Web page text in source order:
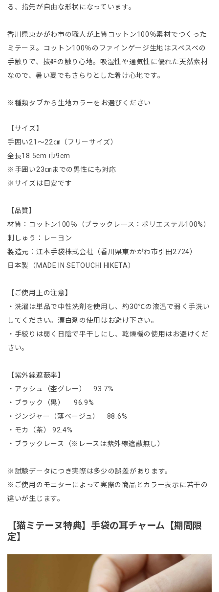
る、指先が自由な形状になっています。
香川県東かがわ市の職人が上質コットン100％素材でつくった
ミテーヌ。コットン100％のファインゲージ生地はスベスベの
手触りで、抜群の触り心地。吸湿性や通気性に優れた天然素材
なので、暑い夏でもさらりとした着け心地です。
※種類タブから生地カラーをお選びください
【サイズ】
手囲い21〜22㎝（フリーサイズ）
全長18.5cm 巾9cm
※手囲い23㎝までの男性にも対応
※サイズは目安です
【品質】
材質：コットン100％（ブラックレース：ポリエステル100%）
刺しゅう：レーヨン
製造元：江本手袋株式会社（香川県東かがわ市引田2724）
日本製（MADE IN SETOUCHI HIKETA）
【ご使用上の注意】
・洗濯は単品で中性洗剤を使用し、約30℃の液温で弱く手洗い
してください。漂白剤の使用はお避け下さい。
・手絞りは弱く日陰で平干しにし、乾燥機の使用はお避けくだ
さい。
【紫外線遮蔽率】
・アッシュ（杢グレー） 93.7%
・ブラック（黒） 96.9%
・ジンジャー（薄ベージュ） 88.6%
・モカ（茶） 92.4%
・ブラックレース（※レースは紫外線遮蔽無し）
※試験データにつき実際は多少の誤差があります。
※ご使用のモニターによって実際の商品とカラー表示に若干の
違いが生じます。
【猫ミテーヌ特典】手袋の耳チャーム【期間限
定】